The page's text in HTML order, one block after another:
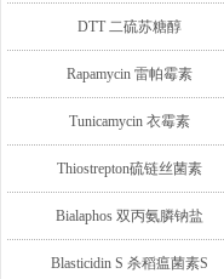
DTT 二硫苏糖醇
Rapamycin 雷帕霉素
Tunicamycin 衣霉素
Thiostrepton硫链丝菌素
Bialaphos 双丙氨膦钠盐
Blasticidin S 杀稻瘟菌素S